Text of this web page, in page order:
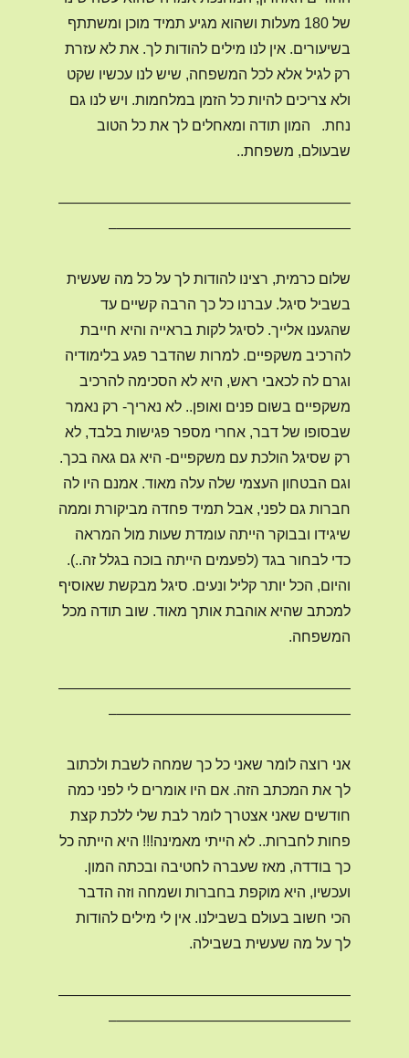
של 180 מעלות ושהוא מגיע תמיד מוכן ומשתתף
בשיעורים. אין לנו מילים להודות לך. את לא עזרת
רק לגיל אלא לכל המשפחה, שיש לנו עכשיו שקט
ולא צריכים להיות כל הזמן במלחמות. ויש לנו גם
נחת.
המון תודה ומאחלים לך את כל הטוב
שבעולם, משפחת..
————————————————————
————————————————–
שלום כרמית, רצינו להודות לך על כל מה שעשית
בשביל סיגל. עברנו כל כך הרבה קשיים עד
שהגענו אלייך. לסיגל לקות בראייה והיא חייבת
להרכיב משקפיים. למרות שהדבר פגע בלימודיה
וגרם לה לכאבי ראש, היא לא הסכימה להרכיב
משקפיים בשום פנים ואופן.. לא נאריך- רק נאמר
שבסופו של דבר, אחרי מספר פגישות בלבד, לא
רק שסיגל הולכת עם משקפיים- היא גם גאה בכך.
וגם הבטחון העצמי שלה עלה מאוד. אמנם היו לה
חברות גם לפני, אבל תמיד פחדה מביקורת וממה
שיגידו ובבוקר הייתה עומדת שעות מול המראה
כדי לבחור בגד (לפעמים הייתה בוכה בגלל זה..).
והיום, הכל יותר קליל ונעים. סיגל מבקשת שאוסיף
למכתב שהיא אוהבת אותך מאוד. שוב תודה מכל
המשפחה.
————————————————————
————————————————–
אני רוצה לומר שאני כל כך שמחה לשבת ולכתוב
לך את המכתב הזה. אם היו אומרים לי לפני כמה
חודשים שאני אצטרך לומר לבת שלי ללכת קצת
פחות לחברות.. לא הייתי מאמינה!!! היא הייתה כל
כך בודדה, מאז שעברה לחטיבה ובכתה המון.
ועכשיו, היא מוקפת בחברות ושמחה וזה הדבר
הכי חשוב בעולם בשבילנו. אין לי מילים להודות
לך על מה שעשית בשבילה.
————————————————————
————————————————–